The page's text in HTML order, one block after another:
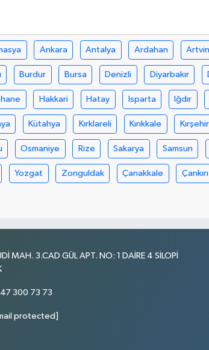
Ankara Antalya Ardahan Artvin
Burdur Bursa Denizli Diyarbakır
Hakkari Hatay Isparta Iğdır
Kütahya Kırklareli Kırıkkale Kırşehir
Osmaniye Rize Sakarya Samsun
Yozgat Zonguldak Çanakkale Çankırı
MAH. 3.CAD GÜL APT. NO: 1 DAİRE 4 SİLOPİ
300 73 73
protected]